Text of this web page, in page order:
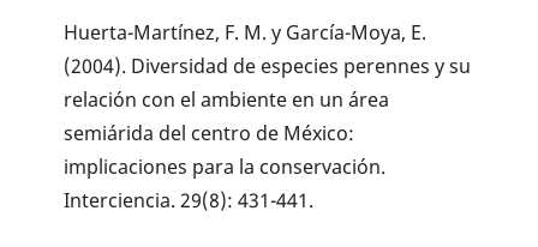
Huerta-Martínez, F. M. y García-Moya, E.
(2004). Diversidad de especies perennes y su
relación con el ambiente en un área
semiárida del centro de México:
implicaciones para la conservación.
Interciencia. 29(8): 431-441.